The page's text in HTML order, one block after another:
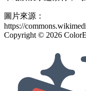
圖片來源：
https://
Copyright © 2026